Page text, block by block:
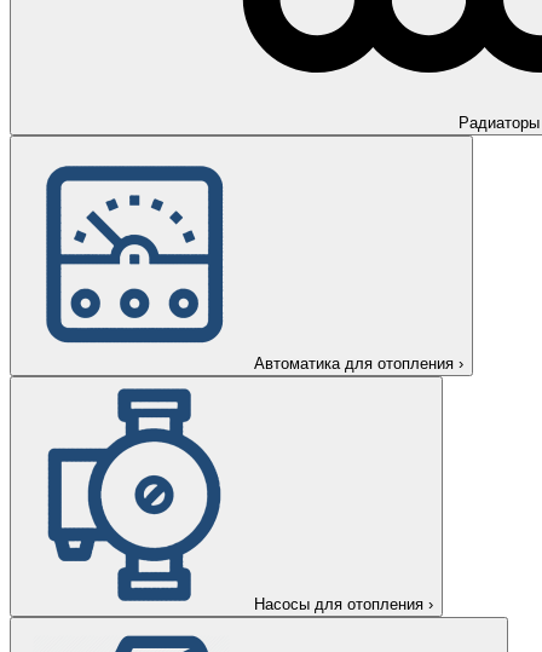
Радиаторы
Автоматика для отопления ›
Насосы для отопления ›